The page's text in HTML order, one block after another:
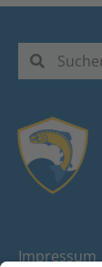
Impressum